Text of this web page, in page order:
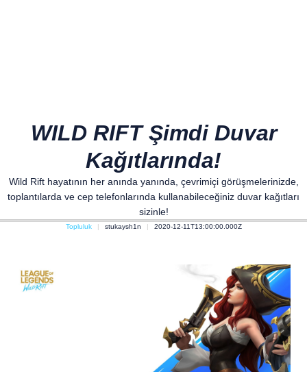
WILD RIFT Şimdi Duvar
Kağıtlarında!
Wild Rift hayatının her anında yanında, çevrimiçi görüşmelerinizde,
toplantılarda ve cep telefonlarında kullanabileceğiniz duvar kağıtları
sizinle!
Topluluk stukaysh1n 2020-12-11T13:00:00.000Z